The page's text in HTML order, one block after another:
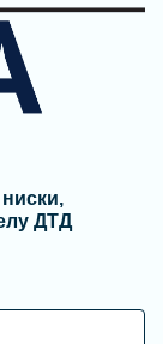
ДТД